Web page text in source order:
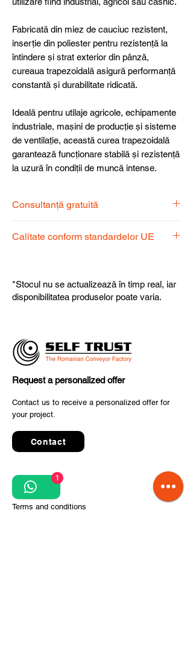
Fabricată din miez de cauciuc rezistent,
inserție din poliester pentru rezistență la
întindere și strat exterior din pânză,
cureaua trapezoidală asigură performanță
constantă și durabilitate ridicată.
Ideală pentru utilaje agricole, echipamente
industriale, mașini de producție și sisteme
de ventilație, această curea trapezoidală
garantează funcționare stabilă și rezistență
la uzură în condiții de muncă intense.
Consultanță gratuită
dispoziție pentru a alege produsul
Calitate conform standardelor UE
fiabilitate și performanță superioară.
*Stocul nu se actualizează în timp real, iar
disponibilitatea produselor poate varia.
Request a personalized offer
Contact us to receive a personalized offer for
your project.
Contact
Quick Links
Terms and conditions
1